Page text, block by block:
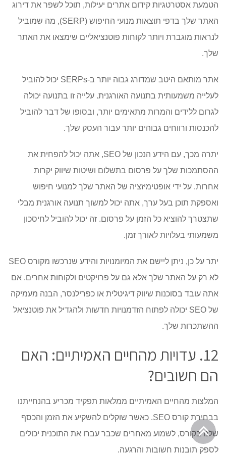
הטמעת אסטרטגיות קידום אתרים יעילות, תוכל לשפר את דירוג
האתר שלך בדפי תוצאות מנועי החיפוש (SERP), מה שמוביל
לנראות מוגברת ויותר לקוחות פוטנציאליים שימצאו את האתר
שלך.
אתר מותאם היטב שמדורג גבוה יותר ב-SERPs יכול להוביל
לעלייה משמעותית בתנועה האורגנית. עלייה זו בתנועה יכולה
לגרום ללידים והמרות מתאימים יותר, ובסופו של דבר להוביל
להכנסות ורווחים גבוהים יותר עבור העסק שלך.
יתרה מכך, עם הידע הנכון של SEO, אתה יכול להפחית את
ההסתמכות שלך על פרסום בתשלום ושיטות שיווק יקרות
אחרות. על ידי אופטימיזציה של האתר שלך למנועי חיפוש
ואספקת תוכן בעל ערך, אתה יכול למשוך תנועה אורגנית מבלי
שתצטרך להוציא כל הזמן על פרסום. זה יכול להוביל לחיסכון
משמעותי בעלויות לאורך זמן.
יתר על כן, ניתן ליישם את המיומנויות והידע שנרכשו מקורס SEO
לא רק על האתר שלך אלא גם על פרויקטים ולקוחות אחרים. אם
אתה עובד בסוכנות שיווק דיגיטלית או כפרילנסר, הבנה מעמיקה
של SEO יכולה לפתוח הזדמנויות חדשות ולהגדיל את פוטנציאל
ההשתכרות שלך.
12. עדויות מהחיים האמיתיים: האם
הם חשובים?
המלצות מהחיים האמיתיים ממלאות תפקיד מכריע בהנחייתנו
בבחירת קורס SEO. כאשר שוקלים להשקיע את הזמן והכסף
שלנו בקורס, לשמוע מאחרים שכבר עברו את התוכנית יכולים
לספק תובנות חשובות והרגעה.
גלילה
לראש